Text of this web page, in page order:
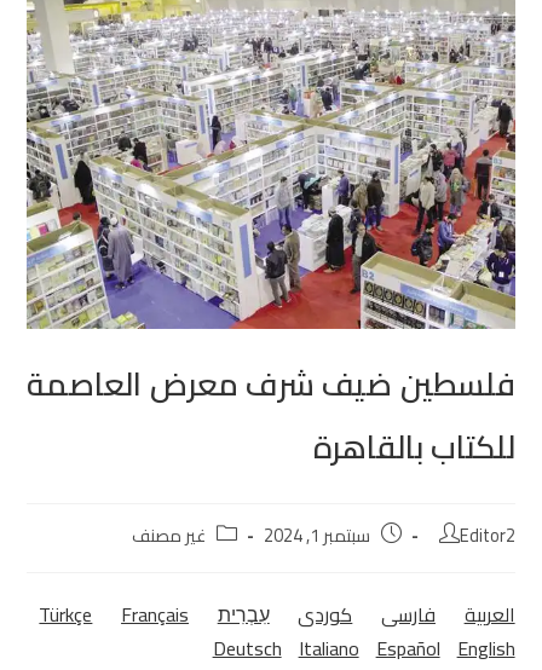
فلسطين ضيف شرف معرض العاصمة
للكتاب بالقاهرة
Editor2 سبتمبر 1, 2024 غير مصنف
العربية فارسی كوردی‎ עִבְרִית Türkçe
Français
Deutsch Italiano Español English